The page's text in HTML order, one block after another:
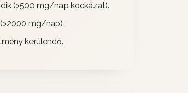
(>500 mg/nap kockázat).
mg/nap).
kerülendő.